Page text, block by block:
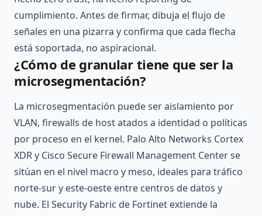
cumplimiento. Antes de firmar, dibuja el flujo de
señales en una pizarra y confirma que cada flecha
está soportada, no aspiracional.
¿Cómo de granular tiene que ser la
microsegmentación?
La microsegmentación puede ser aislamiento por
VLAN, firewalls de host atados a identidad o políticas
por proceso en el kernel. Palo Alto Networks Cortex
XDR y Cisco Secure Firewall Management Center se
sitúan en el nivel macro y meso, ideales para tráfico
norte-sur y este-oeste entre centros de datos y
nube. El Security Fabric de Fortinet extiende la